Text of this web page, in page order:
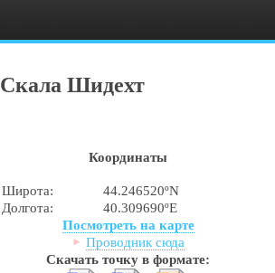
Скала Шидехт
Координаты
Широта:
44.246520ºN
Долгота:
40.309690ºE
Посмотреть на карте
Проводник сюда
Скачать точку в формате: